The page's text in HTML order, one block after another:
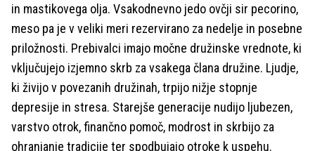
in mastikovega olja. Vsakodnevno jedo ovčji sir pecorino,
meso pa je v veliki meri rezervirano za nedelje in posebne
priložnosti. Prebivalci imajo močne družinske vrednote, ki
vključujejo izjemno skrb za vsakega člana družine. Ljudje,
ki živijo v povezanih družinah, trpijo nižje stopnje
depresije in stresa. Starejše generacije nudijo ljubezen,
varstvo otrok, finančno pomoč, modrost in skrbijo za
ohranjanje tradicije ter spodbujajo otroke k uspehu.